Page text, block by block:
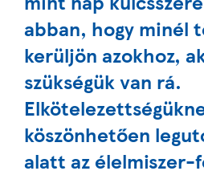
abban, hogy minél
kerüljön azokhoz,
szükségük van rá.
köszönhetően
alatt az élelmiszer-